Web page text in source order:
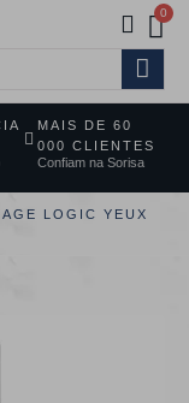
MAIS DE 60
000 CLIENTES
Confiam na Sorisa
LOGIC YEUX